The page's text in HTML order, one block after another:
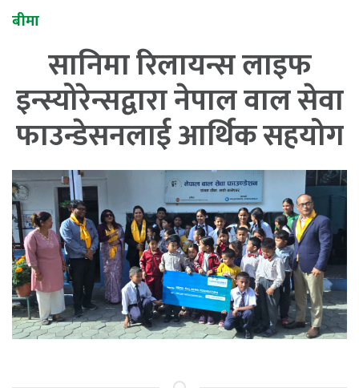
बीमा
सानिमा रिलायन्स लाइफ
इन्स्योरेन्सद्वारा नेपाल वाल सेवा
फाउन्डेसनलाई आर्थिक सहयोग